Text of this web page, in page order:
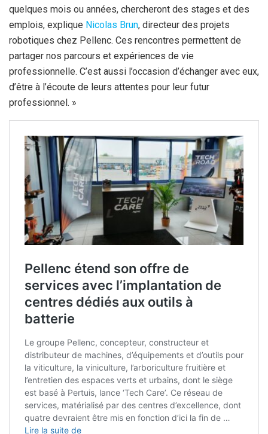
quelques mois ou années, chercheront des stages et des
emplois, explique Nicolas Brun, directeur des projets
robotiques chez Pellenc. Ces rencontres permettent de
partager nos parcours et expériences de vie
professionnelle. C’est aussi l’occasion d’échanger avec eux,
d’être à l’écoute de leurs attentes pour leur futur
professionnel. »